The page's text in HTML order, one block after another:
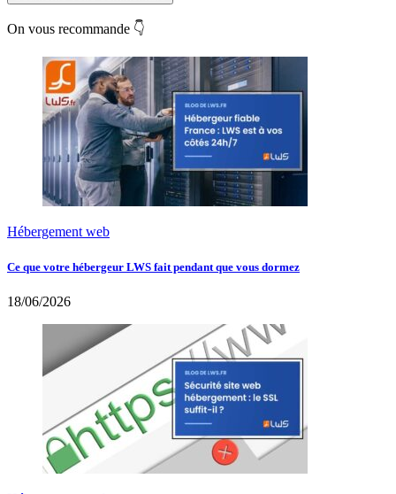
On vous recommande 👇
Hébergement web
Ce que votre hébergeur LWS fait pendant que vous dormez
18/06/2026